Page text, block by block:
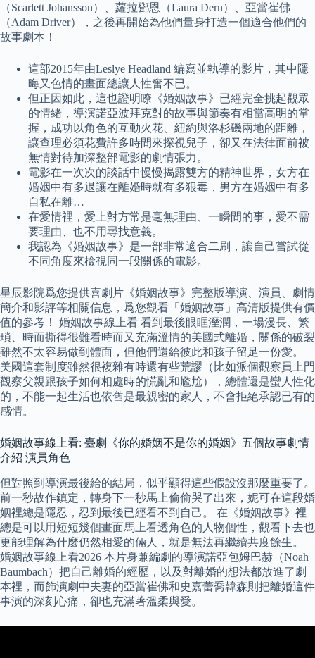
（Scarlett Johansson）、蘿拉鄧恩（Laura Dern）、亞當崔佛
（Adam Driver），之後再開始為他們量身打造一個適合他們的
故事劇本！
這部2015年由Leslye Headland 編寫並執導的影片，其中隱
晦又色情的畫面總讓人性奮不已。
但正因如此，這也證明瞭《婚姻故事》已經完全挑起觀眾
的情緒，導演諾亞波拜克對的故事與節奏有相當高明的掌
握，成功以角色的互動火花、紐約與洛杉磯兩地的距離，
讓查理必須花費許多時間來探視兒子，卻又在法律面前被
無情對待加深整部電影的劇情張力。
電影在一次次的談話中慢慢揭露雙方的精神世界，女方在
婚姻中有多退讓在離婚時就有多狠毒，男方在婚姻中有多
自私在離…
在愛情裡，愛上對方常是毫無理由、一瞬間的事，愛不需
要理由、也不用尋找意義。
我認為《婚姻故事》是一部非常適合二刷，讓自己嘗試從
不同角度來檢視同一段關係的電影。
星辰影院爲您提供喜劇片《婚姻故事》完整版導演、演員、劇情
簡介和影評等相關信息，爲您觀看「婚姻故事」高清版提供有價
值的參考！ 婚姻故事線上看 看到最後眼眶溼潤，一場漫長、繁
瑣、時而撕得很難看時而又充滿溫情的美國式離婚，關係的破裂
雖然不太容易做到體面，但他們還給彼此和孩子留足一份愛。
美國這套制度雖然很複雜有時還有些荒謬（比如派個觀察員上門
觀察父親跟孩子如何相處時的慌亂和尷尬），總體還是蠻人性化
的，不能一起生活也依舊是最親密的家人，不會拒絕承認已有的
感情。
婚姻故事線上看: 臺劇《你的婚姻不是你的婚姻》五個故事劇情
介紹 演員角色
但對照到導演最後給的結局，似乎顯得這些假設沒那麼重要了。
前一秒故作鎮定，轉身下一秒馬上偷偷哭了出來，妮可在這段婚
姻裡總是隱忍，忍到最後已經看不到自己。 在《婚姻故事》裡
總是可以用短短幾個畫面馬上看透角色的人物個性，觀看下去也
更能理解為什麼仍然相愛的倆人，就是無法再繼續共度餘生。
婚姻故事線上看2026 本片身兼編劇的導演諾亞包姆巴赫（Noah
Baumbach）把自己離婚的經歷，以及對離婚的想法都放進了劇
本裡，而飾演劇中夫妻的亞當崔佛和史嘉蕾喬韓森則把離婚這件
事演的深刻心痛，卻也充滿著溫柔與愛。